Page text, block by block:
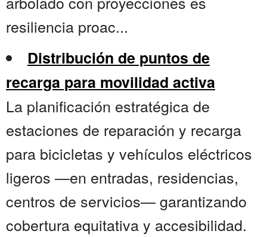
resiliencia proac...
Distribución de puntos de
recarga para movilidad activa
La planificación estratégica de
estaciones de reparación y recarga
para bicicletas y vehículos eléctricos
ligeros —en entradas, residencias,
centros de servicios— garantizando
cobertura equitativa y accesibilidad.